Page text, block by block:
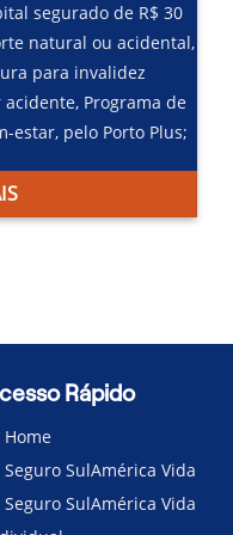
segurado de R$ 30
natural ou acidental,
para invalidez
Programa de
estar, pelo Porto Plus;
Rápido
Home
Seguro SulAmérica Vida
Seguro SulAmérica Vida